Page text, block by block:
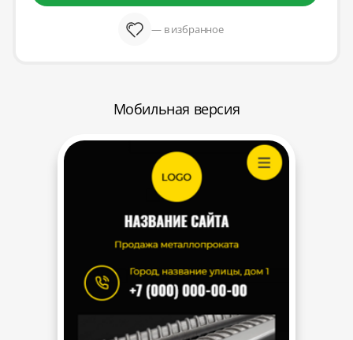
— в избранное
Мобильная версия